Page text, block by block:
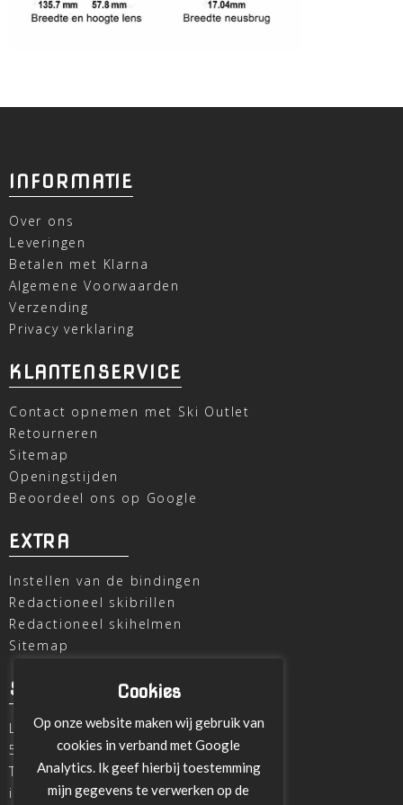
INFORMATIE
Over ons
Leveringen
Betalen met Klarna
Algemene Voorwaarden
Verzending
Privacy verklaring
KLANTENSERVICE
Contact opnemen met Ski Outlet
Retourneren
Sitemap
Openingstijden
Beoordeel ons op Google
EXTRA
Instellen van de bindingen
Redactioneel skibrillen
Redactioneel skihelmen
Sitemap
SKI OUTLET
Laagheidehof 8
5804 XC Venray
T
+31 478 515696
info@ski-outlet-venray.nl
Cookies
Op onze website maken wij gebruik van
cookies in verband met Google
Analytics. Ik geef hierbij toestemming
mijn gegevens te verwerken op de